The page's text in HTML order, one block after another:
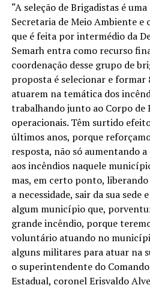
“A seleção de Brigadistas é
Secretaria de Meio Ambiente e
que é feita por intermédio da
Semarh entra como recurso
coordenação desse grupo de
proposta é selecionar e formar
atuarem na temática dos
trabalhando junto ao Corpo de
operacionais. Têm surtido
últimos anos, porque
resposta, não só aumentando
aos incêndios naquele
mas, em certo ponto,
a necessidade, sair da sua sede
algum município que,
grande incêndio, porque
voluntário atuando no
alguns militares para atuar na
o superintendente do
Estadual, coronel Erisvaldo